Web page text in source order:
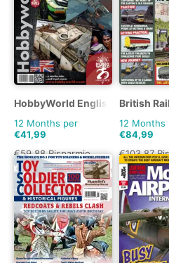
HobbyWorld English
12 Months per
€41,99
€59.88Risparmio
30%
British
12 Months
€84,99
€103.87
18%